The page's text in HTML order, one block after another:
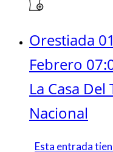
Orestiada 01
Febrero
La Casa Del
Nacional
Esta entrada